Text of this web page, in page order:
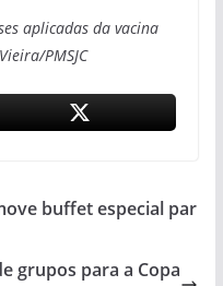
aplicadas da vacina
PMSJC
buffet especial par
grupos para a Copa